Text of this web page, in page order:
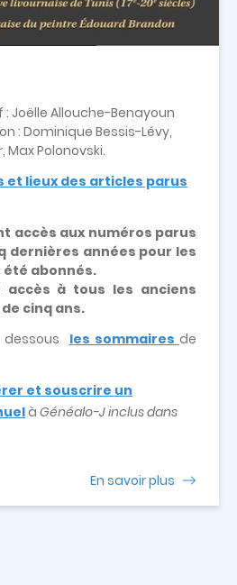
Joëlle Allouche-Benayoun
: Dominique Bessis-Lévy,
Max Polonovski.
et lieux des articles parus
accès aux numéros parus
dernières années pour les
été abonnés.
à tous les anciens
cinq ans.
dessous les sommaires de
et souscrire un
à Généalo-J inclus dans
En savoir plus